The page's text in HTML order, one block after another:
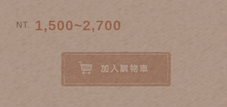
NT. 1,500~2,700